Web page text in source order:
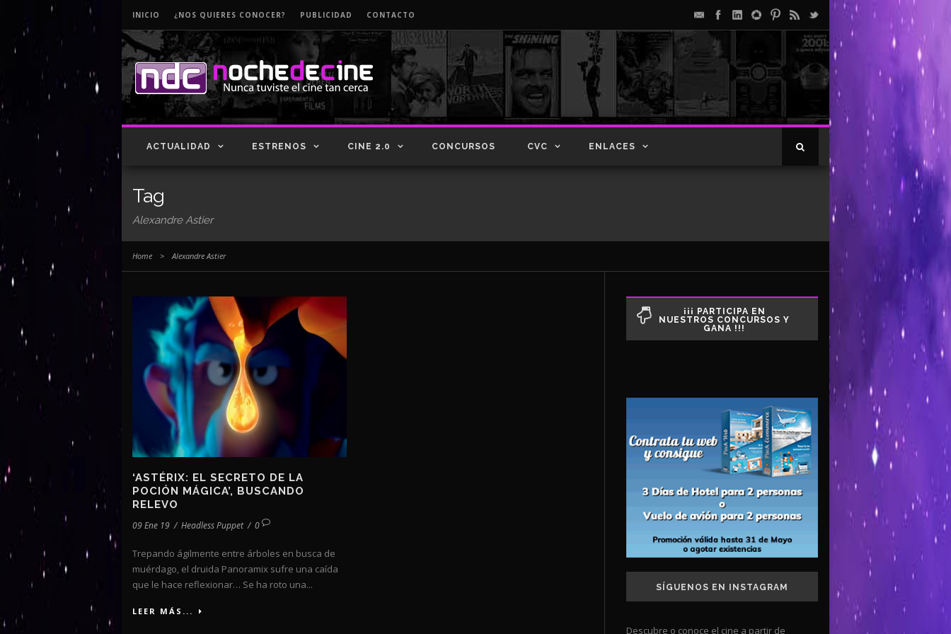
INICIO ¿NOS QUIERES CONOCER? PUBLICIDAD CONTACTO
ACTUALIDAD ESTRENOS CINE 2.0 CONCURSOS CVC ENLACES
Tag
Alexandre Astier
Home > Alexandre Astier
‘ASTÉRIX: EL SECRETO DE LA
POCIÓN MÁGICA’, BUSCANDO
RELEVO
09 Ene 19 / Headless Puppet / 0
Trepando ágilmente entre árboles en busca de
muérdago, el druida Panoramix sufre una caída
que le hace reflexionar… Se ha roto una...
LEER MÁS...
¡¡¡ PARTICIPA EN
NUESTROS CONCURSOS Y
GANA !!!
SÍGUENOS EN INSTAGRAM
Descubre o conoce el cine a partir de